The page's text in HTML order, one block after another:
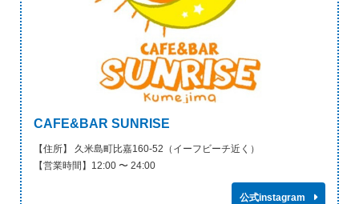
CAFE&BAR SUNRISE
【住所】 久米島町比嘉160-52（イーフビーチ近く）
【営業時間】12:00 〜 24:00
公式instagram